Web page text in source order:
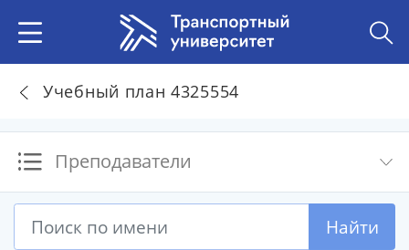
Учебный план 4325554
Преподаватели
Найти